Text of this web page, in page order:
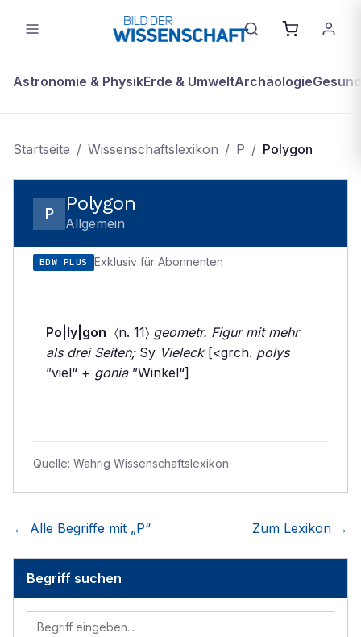
Astronomie & PhysikErde & UmweltArchäologie
Startseite / Wissenschaftslexikon / P / Polygon
P Polygon
Allgemein
BDW PLUS Exklusiv für Abonnenten
Po|ly|gon 〈n. 11〉 geometr. Figur mit mehr
als drei Seiten;Sy Vieleck[<grch. polys
”viel“ + gonia”Winkel“]
Quelle: Wahrig Wissenschaftslexikon
← Alle Begriffe mit „P“ Zum Lexikon →
Begriff suchen